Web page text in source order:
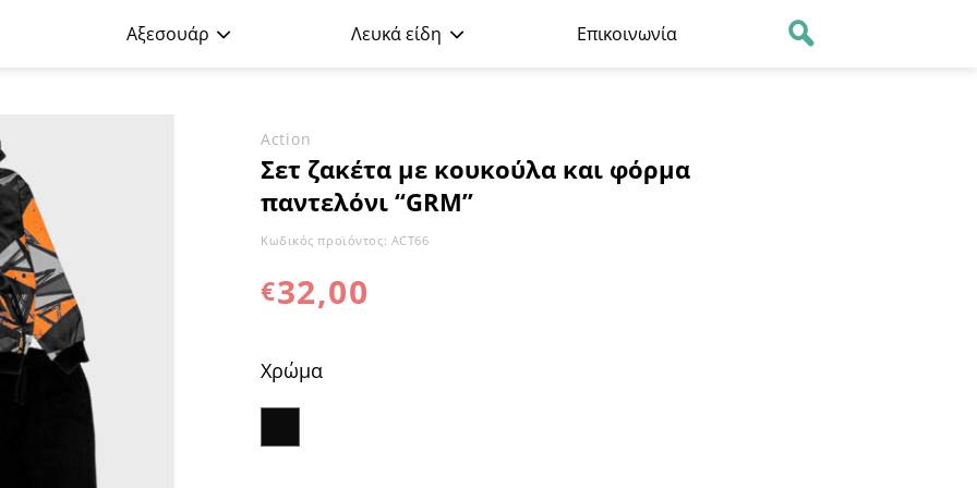
Αξεσουάρ Λευκά είδη Επικοινωνία
φόρμα παντελόνι “GRM”
Action
Σετ ζακέτα με κουκούλα και φόρμα
παντελόνι “GRM”
Κωδικός προϊόντος: ACT66
€32,00
Χρώμα